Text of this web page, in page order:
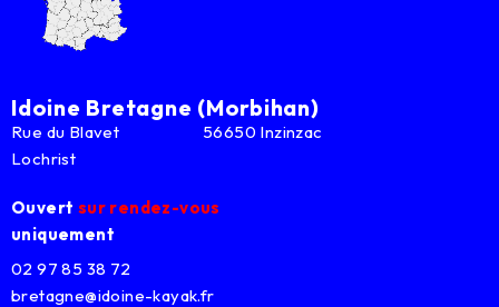
Idoine Bretagne (Morbihan)
Rue du Blavet 56650 Inzinzac
Lochrist
Ouvert sur rendez-vous
uniquement
02 97 85 38 72
bretagne@idoine-kayak.fr